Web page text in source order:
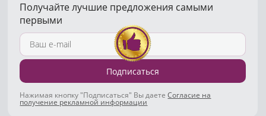
Получайте лучшие предложения самыми
первыми
Подписаться
Нажимая кнопку "Подписаться" Вы даетеСогласие на
получение рекламной информации